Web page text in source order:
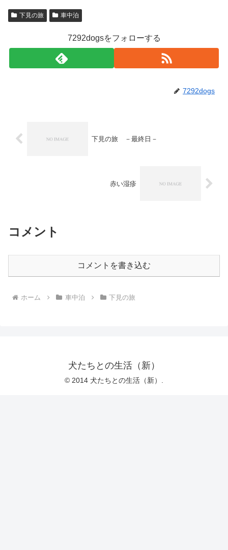
下見の旅 車中泊
7292dogsをフォローする
7292dogs
下見の旅 －最終日－
赤い湿疹
コメント
コメントを書き込む
ホーム 車中泊 下見の旅
犬たちとの生活（新）
© 2014 犬たちとの生活（新）.